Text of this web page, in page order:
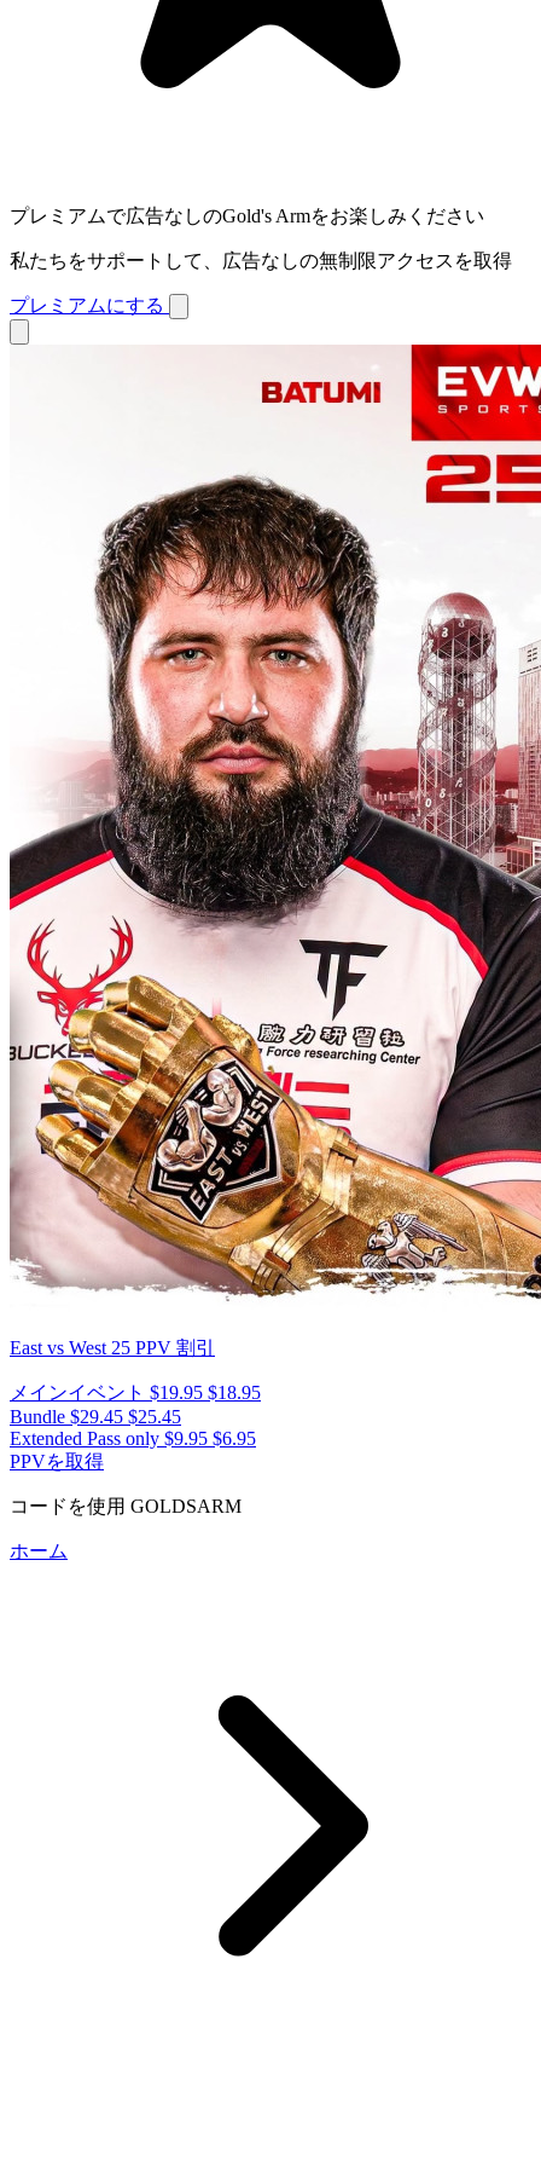
プレミアムで広告なしのGold's Armをお楽しみください
私たちをサポートして、広告なしの無制限アクセスを取得
プレミアムにする
East vs West 25 PPV 割引
メインイベント $19.95 $18.95
Bundle $29.45 $25.45
Extended Pass only $9.95 $6.95
PPVを取得
コードを使用 GOLDSARM
ホーム